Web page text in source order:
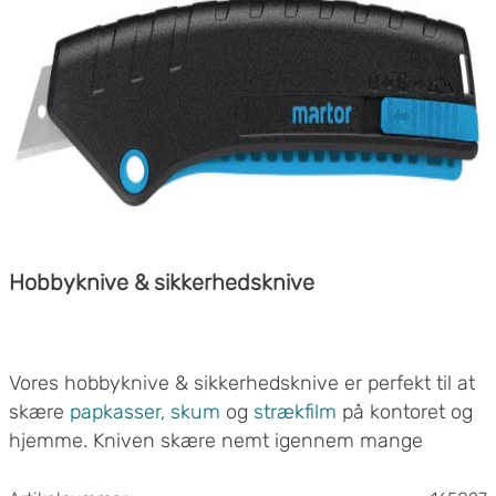
Hobbyknive & sikkerhedsknive
Vores hobbyknive & sikkerhedsknive er perfekt til at
skære papkasser, skum og strækfilm på kontoret og
hjemme. Kniven skære nemt igennem mange